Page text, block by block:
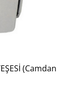
(Camdan